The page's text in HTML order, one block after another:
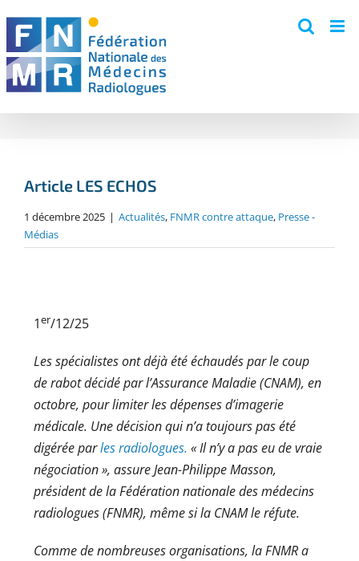
content
Article LES ECHOS
1 décembre 2025 | Actualités, FNMR contre attaque, Presse -
Médias
1er/12/25
Les spécialistes ont déjà été échaudés par le coup
de rabot décidé par l’Assurance Maladie (CNAM), en
octobre, pour limiter les dépenses d’imagerie
médicale. Une décision qui n’a toujours pas été
digérée parles radiologues. « Il n’y a pas eu de vraie
négociation », assure Jean-Philippe Masson,
président de la Fédération nationale des médecins
radiologues (FNMR), même si la CNAM le réfute.
Comme de nombreuses organisations, la FNMR a